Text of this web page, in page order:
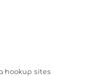
hookup sites